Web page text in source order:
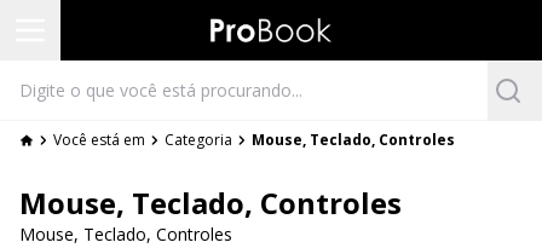
Você está em Categoria Mouse, Teclado, Controles
Mouse, Teclado, Controles
Mouse, Teclado, Controles